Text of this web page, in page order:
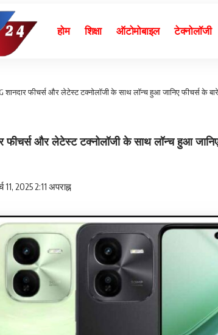
होम शिक्षा ऑटोमोबाइल टेक्नोलॉजी
शानदार फीचर्स और लेटेस्ट टक्नोलॉजी के साथ लॉन्च हुआ जानिए फीचर्स के
फीचर्स और लेटेस्ट टक्नोलॉजी के साथ लॉन्च हुआ
2025 2:11 अपराह्न